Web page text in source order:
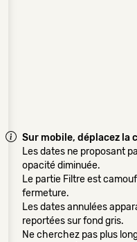
Sur mobile, déplacez la
Les dates ne proposant
opacité diminuée.
Le partie Filtre est
fermeture.
Les dates annulées
reportées sur fond gris.
Ne cherchez pas plus